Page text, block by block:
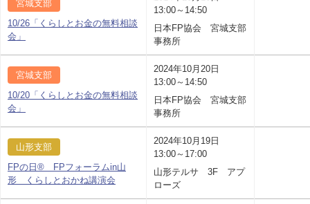
宮城支部
10/26「くらしとお金の無料相談
会」
13:00～14:50
日本FP協会 宮城支部
事務所
宮城支部
10/20「くらしとお金の無料相談
会」
2024年10月20日
13:00～14:50
日本FP協会 宮城支部
事務所
山形支部
FPの日® FPフォーラムin山
形 くらしとおかね講演会
2024年10月19日
13:00～17:00
山形テルサ 3F アプ
ローズ